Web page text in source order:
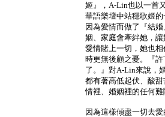
姬』，A-Lin也以一首
華語樂壇中站穩歌姬
因為愛情而做了『結
姻、家庭會牽絆她，
愛情賭上一切，她也
時更無後顧之憂。『
了。』對A-Lin來說，
都有著高低起伏、酸
情裡、婚姻裡的任何
因為這樣傾盡一切去